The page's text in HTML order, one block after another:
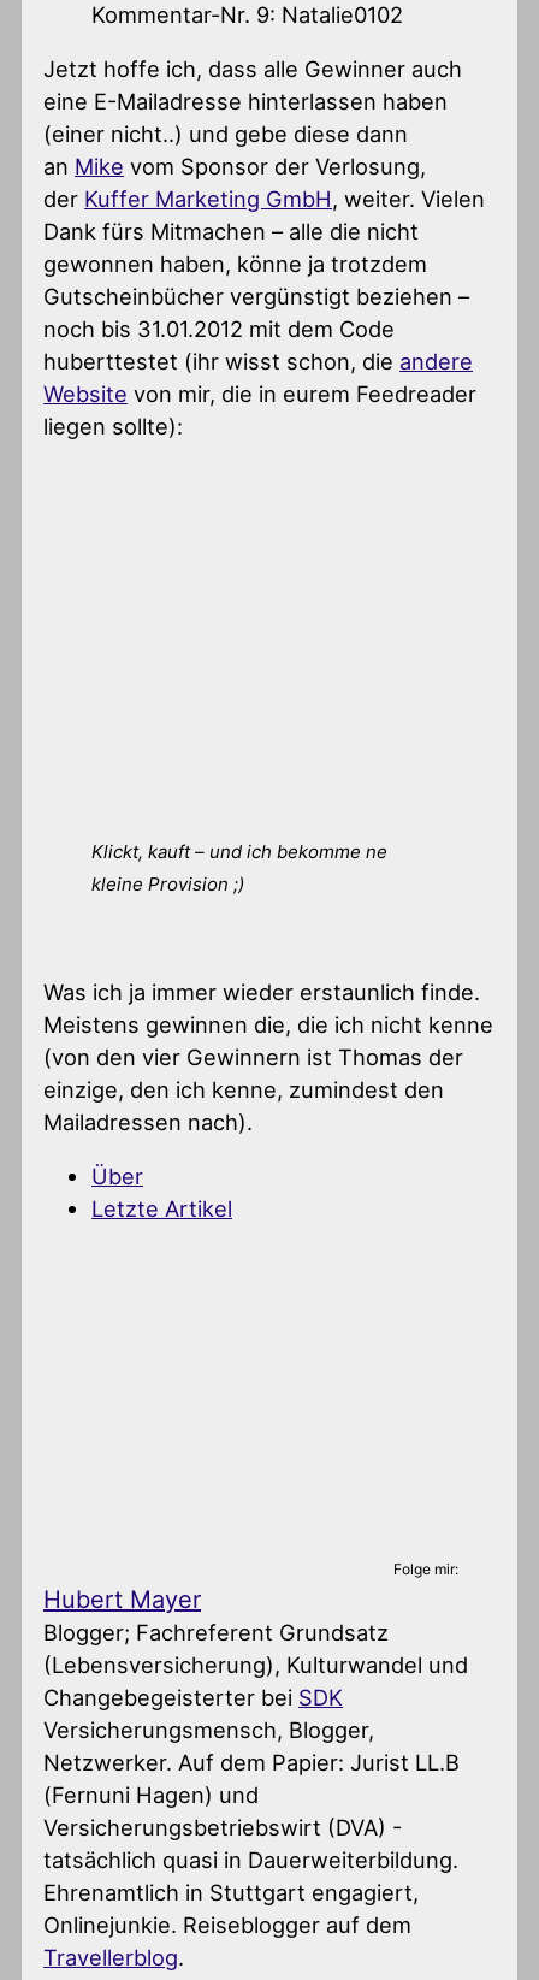
Kommentar-Nr. 9: Natalie0102
Jetzt hoffe ich, dass alle Gewinner auch
eine E-Mailadresse hinterlassen haben
(einer nicht..) und gebe diese dann
an Mike vom Sponsor der Verlosung,
der Kuffer Marketing GmbH, weiter. Vielen
Dank fürs Mitmachen – alle die nicht
gewonnen haben, könne ja trotzdem
Gutscheinbücher vergünstigt beziehen –
noch bis 31.01.2012 mit dem Code
huberttestet (ihr wisst schon, die andere
Website von mir, die in eurem Feedreader
liegen sollte):
Klickt, kauft – und ich bekomme ne
kleine Provision ;)
Was ich ja immer wieder erstaunlich finde.
Meistens gewinnen die, die ich nicht kenne
(von den vier Gewinnern ist Thomas der
einzige, den ich kenne, zumindest den
Mailadressen nach).
Über
Letzte Artikel
Folge mir:
Hubert Mayer
Blogger; Fachreferent Grundsatz
(Lebensversicherung), Kulturwandel und
Changebegeisterter bei SDK
Versicherungsmensch, Blogger,
Netzwerker. Auf dem Papier: Jurist LL.B
(Fernuni Hagen) und
Versicherungsbetriebswirt (DVA) -
tatsächlich quasi in Dauerweiterbildung.
Ehrenamtlich in Stuttgart engagiert,
Onlinejunkie. Reiseblogger auf dem
Travellerblog.